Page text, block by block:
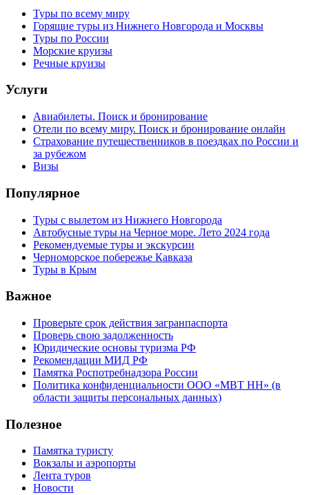
Туры по всему миру
Горящие туры из Нижнего Новгорода и Москвы
Туры по России
Морские круизы
Речные круизы
Услуги
Авиабилеты. Поиск и бронирование
Отели по всему миру. Поиск и бронирование онлайн
Страхование путешественников в поездках по России и
за рубежом
Визы
Популярное
Туры с вылетом из Нижнего Новгорода
Автобусные туры на Черное море. Лето 2024 года
Рекомендуемые туры и экскурсии
Черноморское побережье Кавказа
Туры в Крым
Важное
Проверьте срок действия загранпаспорта
Проверь свою задолженность
Юридические основы туризма РФ
Рекомендации МИД РФ
Памятка Роспотребнадзора России
Политика конфиденциальности ООО «МВТ НН» (в
области защиты персональных данных)
Полезное
Памятка туристу
Вокзалы и аэропорты
Лента туров
Новости